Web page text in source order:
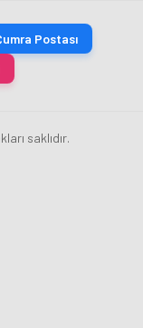
erdi
Postası
saklıdır.